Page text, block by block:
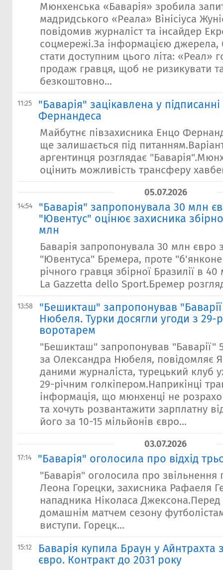
Мюнхенська «Баварія» зробила
мадридського «Реала» Вінісіуса
повідомив журналіст та інсайдер
соцмережі.За інформацією
стати доступним цього літа: «Реал»
продаж гравця, щоб не ризикувати
безкоштовно...
11:25
"Баварія" зацікавлена ​​у
Фернандеса
Майбутнє півзахисника Енцо
ще залишається під
аргентинця розглядає
оцінить можливість трансферу
05.07.2026
14:54
"Баварія" запропонувала 30 млн
"Ювентус" оцінює захисника
млн
Баварія запропонувала 30 млн євро
"Ювентуса" Бремера, проте
річного гравця збірної Бразилії в
La Gazzetta dello Sport.Бремер
13:58
"Бешикташ" запропонував
Нюбеля. Турки досягли угоди з 29-
воротарем
"Бешикташ" запропонував "Баварії"
за Олександра Нюбеля, повідомляє
даними журналіста, турецький клуб
29-річним голкіпером.Наприкінці
інформація, що мюнхенці не
та хочуть розвантажити зарплатну
його за 10-15 мільйонів євро...
03.07.2026
17:14 "Баварія" оголосила про відхід
"Баварія" оголосила про звільнення
Леона Горецки, захисника Рафаеля
нападника Ніколаса Джексона.Перед
домашнім матчем сезону
виступи. Горецк...
15:12
Баварія купила Браун у Айнтрахта
євро. Контракт до 2031 року